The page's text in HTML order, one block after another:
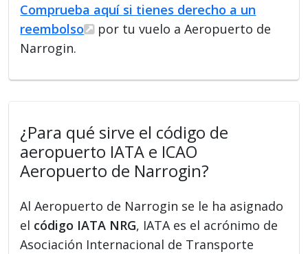
Comprueba aquí si tienes derecho a un
reembolso
por tu vuelo a Aeropuerto de
Narrogin.
¿Para qué sirve el código de
aeropuerto IATA e ICAO
Aeropuerto de Narrogin?
Al Aeropuerto de Narrogin se le ha asignado
el código IATA NRG, IATA es el acrónimo de
Asociación Internacional de Transporte